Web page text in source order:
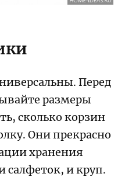
Перед
размеры
сколько корзин
Они прекрасно
хранения
салфеток, и круп.